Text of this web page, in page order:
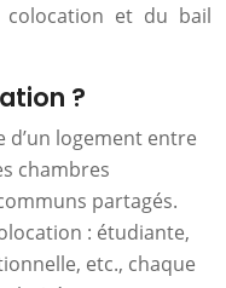
et du bail
?
d’un logement entre
chambres
partagés.
: étudiante,
etc., chaque